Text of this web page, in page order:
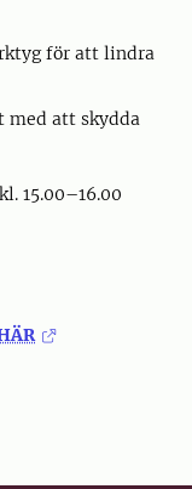
för att lindra
med att skydda
15.00–16.00